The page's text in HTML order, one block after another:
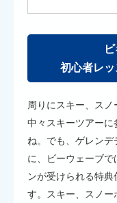
初心者レ
周りにスキー、スノ
中々スキーツアーに
ね。でも、ゲレン
に、ビーウェーブ
ンが受けられる特
す。スキー、スノ